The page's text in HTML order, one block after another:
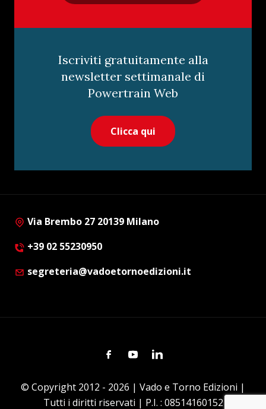
Iscriviti gratuitamente alla
newsletter settimanale di
Powertrain Web
Clicca qui
Via Brembo 27 20139 Milano
+39 02 55230950
segreteria@vadoetornoedizioni.it
FacebookYoutubeLinkedin
© Copyright 2012 - 2026 | Vado e Torno Edizioni |
Tutti i diritti riservati | P.I. : 08514160152